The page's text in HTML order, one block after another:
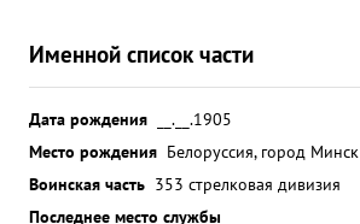
Именной список части
Дата рождения
__.__.1905
Место рождения Белоруссия, город Минск
Воинская часть 353 стрелковая дивизия
Последнее место службы